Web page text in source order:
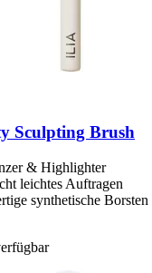
Sculpting Brush
& Highlighter
leichtes Auftragen
synthetische Borsten